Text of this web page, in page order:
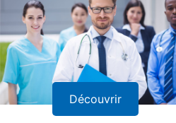
Découvrir